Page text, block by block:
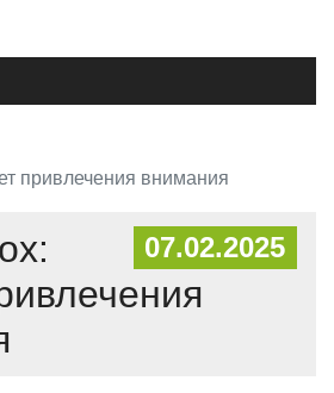
привлечения внимания
07.02.2025